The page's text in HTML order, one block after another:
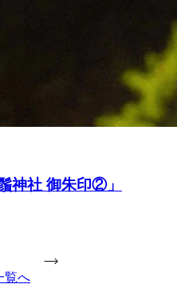
神社 御朱印②」
覧へ